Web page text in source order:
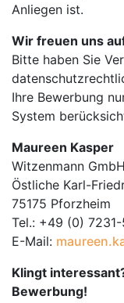
Anliegen ist.
Wir freuen uns
Bitte haben Sie
Ihre Bewerbung
System
Maureen Kasper
Witzenmann GmbH
Östliche Karl-
75175 Pforzheim
Tel.: +49 (0)
E-Mail:
Klingt
Bewerbung!